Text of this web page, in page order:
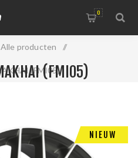
0
Alle producten /
(FMI05)
NIEUW
(FMI05)